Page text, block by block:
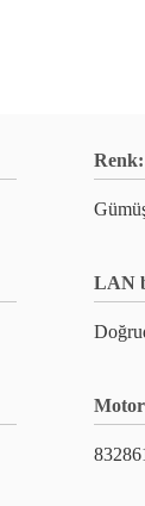
Renk:
LAN